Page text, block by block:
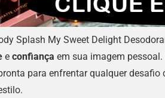
Splash My Sweet Delight
e confiança em sua imagem
para enfrentar qualquer